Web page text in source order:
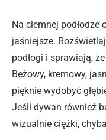
Na ciemnej podłodze
jaśniejsze.
podłogi i sprawiają,
Beżowy, kremowy,
pięknie wydobyć
Jeśli dywan również
wizualnie ciężki,